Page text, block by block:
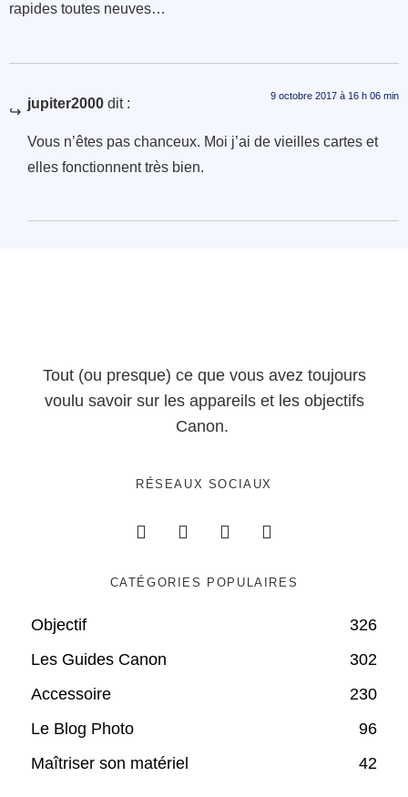
rapides toutes neuves…
jupiter2000 dit : 9 octobre 2017 à 16 h 06 min
Vous n’êtes pas chanceux. Moi j’ai de vieilles cartes et
elles fonctionnent très bien.
Tout (ou presque) ce que vous avez toujours
voulu savoir sur les appareils et les objectifs
Canon.
RÉSEAUX SOCIAUX
CATÉGORIES POPULAIRES
Objectif
326
Les Guides Canon
302
Accessoire
230
Le Blog Photo
96
Maîtriser son matériel
42